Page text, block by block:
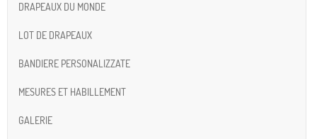
DRAPEAUX DU MONDE
LOT DE DRAPEAUX
BANDIERE PERSONALIZZATE
MESURES ET HABILLEMENT
GALERIE